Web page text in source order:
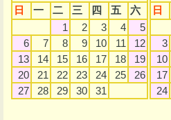
日
一 二 三 四 五
六
1
2 3 4
5
6
7 8 9 10 11
12
13
14 15 16 17 18
19
20
21 22 23 24 25
26
27
28 29 30 31
日
3
10
17
24